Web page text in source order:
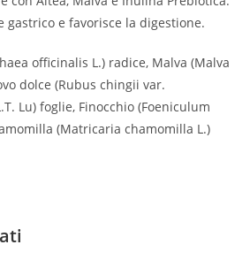
gastrico e favorisce la digestione.
officinalis L.) radice, Malva (Malva
dolce (Rubus chingii var.
Lu) foglie, Finocchio (Foeniculum
(Matricaria chamomilla L.)